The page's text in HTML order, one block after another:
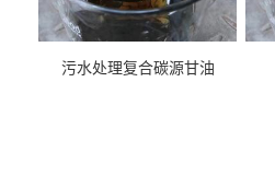
污水处理复合碳源甘油